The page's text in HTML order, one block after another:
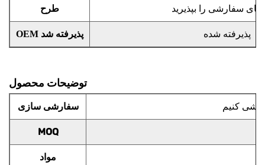
طرح سفارشی را بپذیرید
OEM پذیرفته شد پذیرفته شده
توضیحات محصول
سفارشی سازی
MOQ
مواد